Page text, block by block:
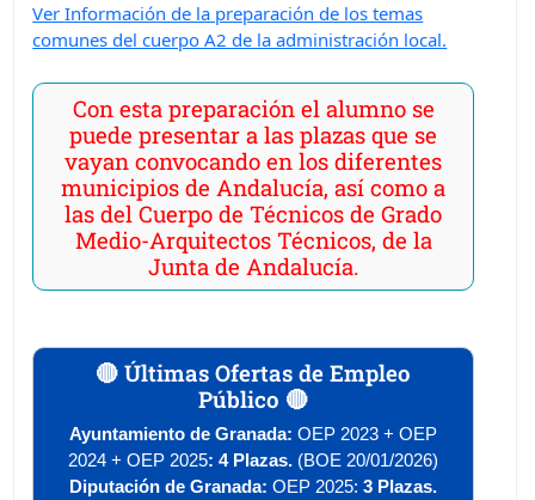
Ver Información de la preparación de los temas
comunes del cuerpo A2 de la administración local.
Con esta preparación el alumno se
puede presentar a las plazas que se
vayan convocando en los diferentes
municipios de Andalucía, así como a
las del Cuerpo de Técnicos de Grado
Medio-Arquitectos Técnicos, de la
Junta de Andalucía.
🔴 Últimas Ofertas de Empleo
Público 🔴
Ayuntamiento de Granada: OEP 2023 +OEP
2024 + OEP 2025: 4 Plazas. (BOE 20/01/2026)
Diputación de Granada:OEP 2025: 3 Plazas.